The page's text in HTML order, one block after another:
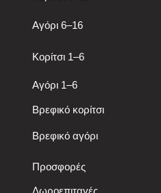
Αγόρι 6–16
Κορίτσι 1–6
Αγόρι 1–6
Βρεφικό κορίτσι
Βρεφικό αγόρι
Προσφορές
Δωροεπιταγές